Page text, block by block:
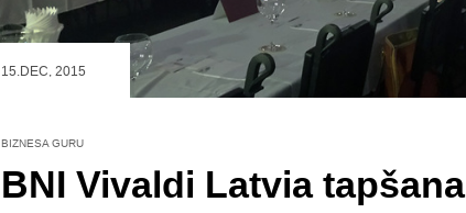
15.DEC, 2015
BIZNESA GURU
BNI Vivaldi Latvia tapšana